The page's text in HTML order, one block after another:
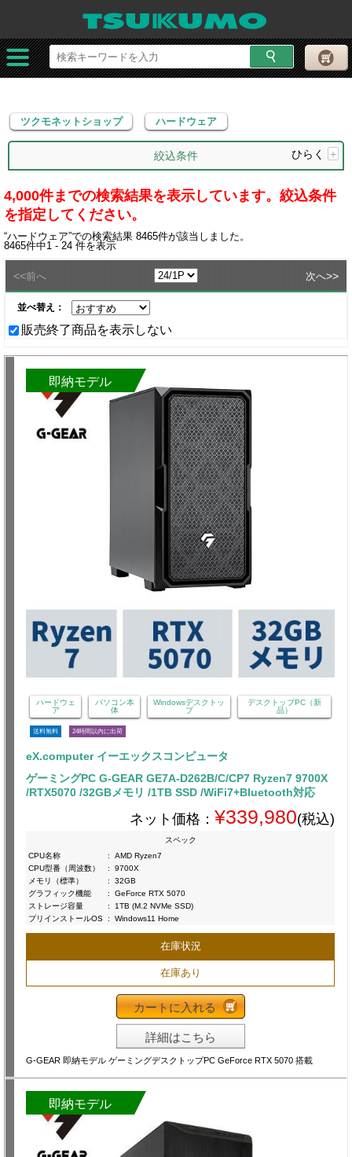
ツクモネットショップ ハードウェア
ツクモネットショップ ハードウェア
絞込条件 ひらく +
4,000件までの検索結果を表示しています。絞込条件
を指定してください。
“ハードウェア”での検索結果 8465件が該当しました。
8465件中1 - 24 件を表示
<<前へ 次へ>>
並べ替え：
販売終了商品を表示しない
即納モデル
ハードウェ
ア
パソコン本
体
Windowsデスクトッ
プ
デスクトップPC（新
品）
送料無料 24時間以内に出荷
eX.computer イーエックスコンピュータ
ゲーミングPC G-GEAR GE7A-D262B/C/CP7 Ryzen7 9700X
/RTX5070 /32GBメモリ /1TB SSD /WiFi7+Bluetooth対応
ネット価格： ¥339,980(税込)
スペック
CPU名称
:
AMD Ryzen7
CPU型番（周波数）
:
9700X
メモリ（標準）
:
32GB
グラフィック機能
:
GeForce RTX 5070
ストレージ容量
:
1TB (M.2 NVMe SSD)
プリインストールOS : Windows11 Home
在庫状況
在庫あり
カートに入れる
詳細はこちら
G-GEAR 即納モデル ゲーミングデスクトップPC GeForce RTX 5070 搭載
即納モデル